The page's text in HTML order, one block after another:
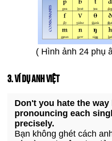
( Hình ảnh 24 phụ
3. VÍ DỤ ANH VIỆT
Don't you hate the way
pronouncing each
precisely.
Bạn không ghét cách